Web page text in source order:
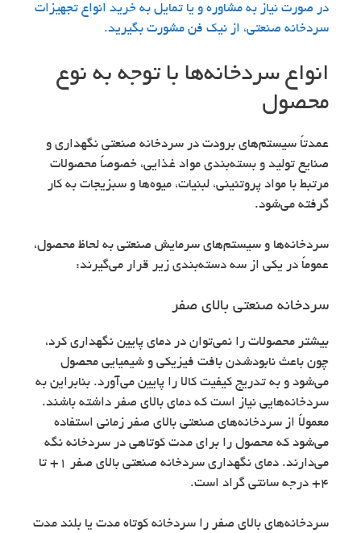
در صورت نیاز به مشاوره و یا تمایل به خرید انواع تجهیزات
سردخانه صنعتی، از نیک فن مشورت بگیرید.
انواع سردخانه‌ها با توجه به نوع
محصول
عمدتاً سیستم‌های برودت در سردخانه‌ صنعتی نگهداری و
صنایع تولید و بسته‌بندی مواد غذایی، خصوصاً محصولات
مرتبط با مواد پروتئینی، لبنیات، میوه‌ها و سبزیجات به کار
گرفته می‌شود.
سردخانه‌ها و سیستم‌های سرمایش صنعتی به لحاظ محصول،
عموماً در یکی از سه دسته‌بندی زیر قرار می‌گیرند:
سردخانه‌ صنعتی بالای صفر
بیشتر محصولات را نمی‌توان در دمای پایین نگهداری کرد،
چون باعث نابودشدن بافت فیزیکی و شیمیایی محصول
می‌شود و به تدریج کیفیت کالا را پایین می‌آورد. بنابراین به
سردخانه‌هایی نیاز است که دمای بالای صفر داشته باشند.
معمولاً از سردخانه‌های صنعتی بالای صفر زمانی استفاده
می‌شود که محصول را برای مدت کوتاهی در سردخانه نگه
می‌دارند. دمای نگهداری سردخانه‌ صنعتی بالای صفر 1+ تا
4+ درجه سانتی گراد است.
سردخانه‌های بالای صفر را سردخانه کوتاه مدت یا بلند مدت